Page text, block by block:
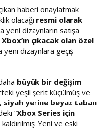
haberi onaylatmak
olacağı resmi olarak
yeni dizaynların satışa
Xbox’ın çıkacak olan özel
yeni dizaynlara geçiş
büyük bir değişim
yeşil şerit küçülmüş ve
siyah yerine beyaz taban
“Xbox Series için
Yeni ve eski